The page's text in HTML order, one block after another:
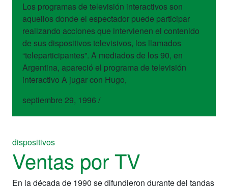
Los programas de televisión interactivos son
aquellos donde el espectador puede participar
realizando acciones que intervienen el contenido
de sus dispositivos televisivos, los llamados
“teleparticipantes”. A mediados de los 90, en
Argentina, apareció el programa de televisión
interactivo A jugar con Hugo,
septiembre 29, 1996 /
dispositivos
Ventas por TV
En la década de 1990 se difundieron durante del tandas